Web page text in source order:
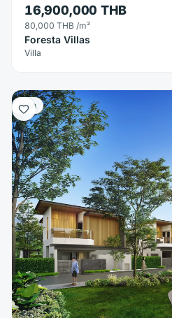
16,900,000 THB
80,000 THB /m²
Foresta Villas
Villa
Villa